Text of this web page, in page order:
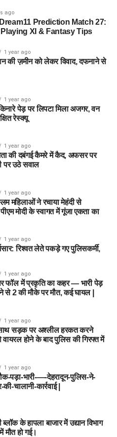
ago
Prediction Match 27:
XI & Fantasy Tips
1 year ago
की ज़मीन को लेकर विवाद, दफनाने से
1 year ago
किनारे पेड़ पर लिपटा मिला अजगर, वन
रेस्क्यू
1 year ago
नेता की दबंगई कैमरे में कैद, अफसर पर
पर उठे सवाल
1 year ago
महिलाओं ने रचाया मेहंदी से
मोदी के स्वागत में गूंजा एकता का
1 year ago
रिश्वत लेते पकड़े गए पुलिसकर्मी,
1 year ago
फॉल में प्रकृति का कहर — भारी पेड़
से 2 की मौके पर मौत, कई घायल |
1 year ago
सड़क पर अश्लील हरकत करने
वायरल होने के बाद पुलिस की गिरफ्त में
1 year ago
पड़ा-भारी-—-देहरादून-पुलिस-ने-
चालानी-कार्रवाई |
के हापला बाजार में उद्यान विभाग
मौत हो गई।